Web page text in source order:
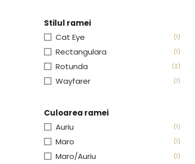
Stilul ramei
Cat Eye
(1)
Rectangulara (1)
Rotunda (2)
Wayfarer (1)
Culoarea ramei
Auriu
(1)
Maro (1)
Maro/Auriu (1)